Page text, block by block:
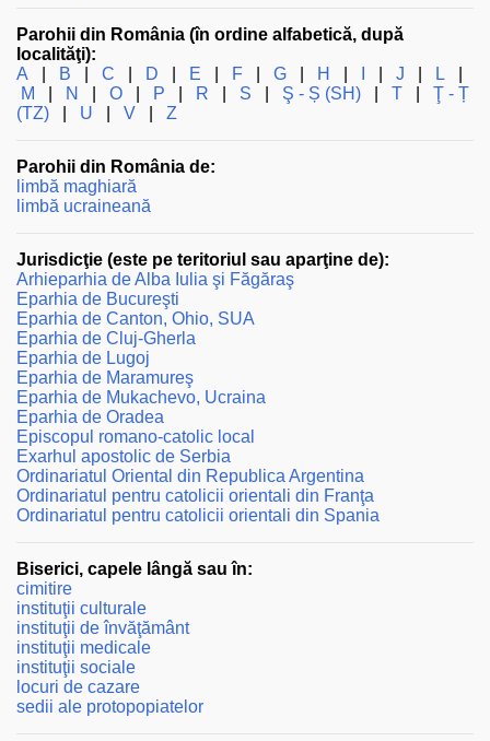
Parohii din România (în ordine alfabetică, după
localităţi):
A
B C D E F G H J L
M
N O P R S Ş - Ș (SH) T
Ţ - Ț
(TZ)
U V Z
Parohii din România de:
limbă maghiară
limbă ucraineană
Jurisdicţie (este pe teritoriul sau aparţine de):
Arhieparhia de Alba Iulia şi Făgăraş
Eparhia de Bucureşti
Eparhia de Canton, Ohio, SUA
Eparhia de Cluj-Gherla
Eparhia de Lugoj
Eparhia de Maramureş
Eparhia de Mukachevo, Ucraina
Eparhia de Oradea
Episcopul romano-catolic local
Exarhul apostolic de Serbia
Ordinariatul Oriental din Republica Argentina
Ordinariatul pentru catolicii orientali din Franţa
Ordinariatul pentru catolicii orientali din Spania
Biserici, capele lângă sau în:
cimitire
instituţii culturale
instituţii de învăţământ
instituţii medicale
instituţii sociale
locuri de cazare
sedii ale protopopiatelor